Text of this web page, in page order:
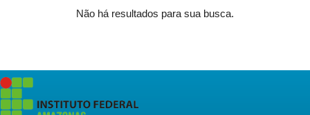
Não há resultados para sua busca.